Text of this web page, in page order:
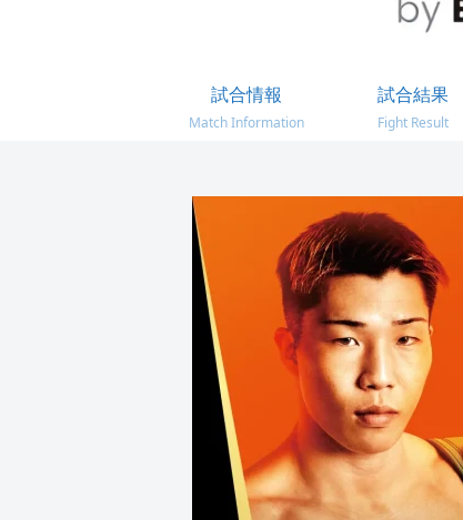
試合情報
Match Information
試合結果
Fight Result